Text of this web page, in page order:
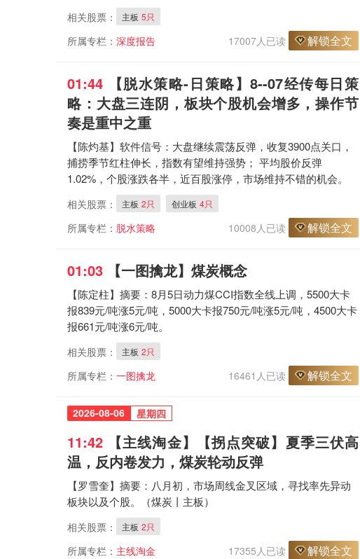
相关股票： 主板 5只
所属专栏： 深度报告 17007人已读 解锁全文
01:44 【脱水策略-日策略】8--07经传每日策
略：大盘三连阴，板块个股机会增多，操作节
奏是重中之重
【陈灼基】软件信号：大盘继续震荡反弹，收复3900点关口，
捕捞季节红柱伸长，指数有望维持强势； 平均股价反弹
1.02%，个股涨跌各半，近百股涨停，市场维持不错的机会。
相关股票： 主板 2只 创业板 4只
所属专栏： 脱水策略 10008人已读 解锁全文
01:03 【一图擒龙】煤炭概念
【陈定柱】摘要：8月5日动力煤CCI指数全线上调，5500大卡
报839元/吨涨5元/吨，5000大卡报750元/吨涨5元/吨，4500大卡
报661元/吨涨6元/吨。
相关股票： 主板 2只
所属专栏： 一图擒龙 16461人已读 解锁全文
2026-08-06 星期四
11:42 【主线淘金】【拐点突破】夏季三伏高
温，反内卷发力，煤炭轮动反弹
【罗雪奎】摘要：八月初，市场周线金叉区域，寻找率先异动
板块以及个股。（煤炭丨主板）
相关股票： 主板 2只
所属专栏： 主线淘金 17355人已读 解锁全文